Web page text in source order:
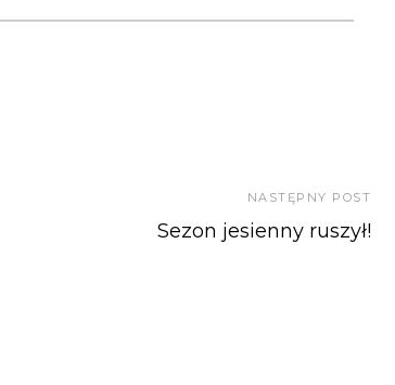
NASTĘPNY POST
Sezon jesienny ruszył!